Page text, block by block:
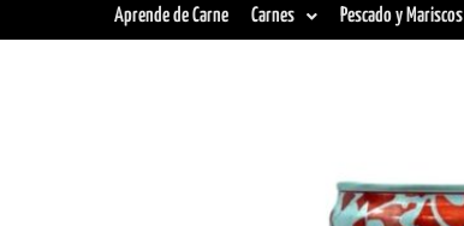
Aprende de Carne Carnes Pescado y Mariscos